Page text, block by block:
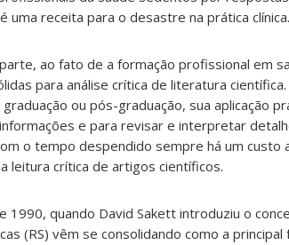
receita para o desastre na prática clínica.
ao fato de a formação profissional em
para análise crítica de literatura
ou pós-graduação, sua aplicação
e para revisar e interpretar
o tempo despendido sempre há um custo
leitura crítica de artigos científicos.
1990, quando David Sakett introduziu o
(RS) vêm se consolidando como a